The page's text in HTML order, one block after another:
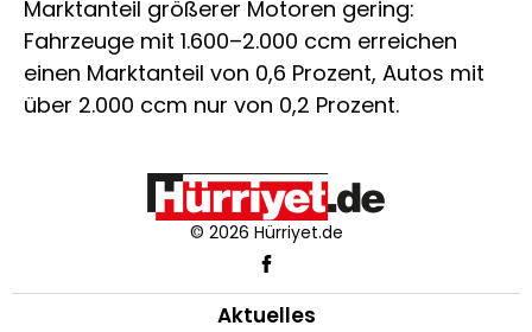
Marktanteil größerer Motoren gering:
Fahrzeuge mit 1.600–2.000 ccm erreichen
einen Marktanteil von 0,6 Prozent, Autos mit
über 2.000 ccm nur von 0,2 Prozent.
© 2026 Hürriyet.de
Aktuelles